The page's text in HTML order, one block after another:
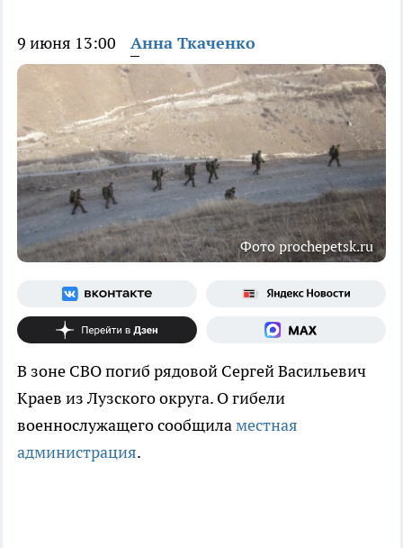
9 июня 13:00 Анна Ткаченко
Фото prochepetsk.ru
В зоне СВО погиб рядовой Сергей Васильевич
Краев из Лузского округа. О гибели
военнослужащего сообщиламестная
администрация.